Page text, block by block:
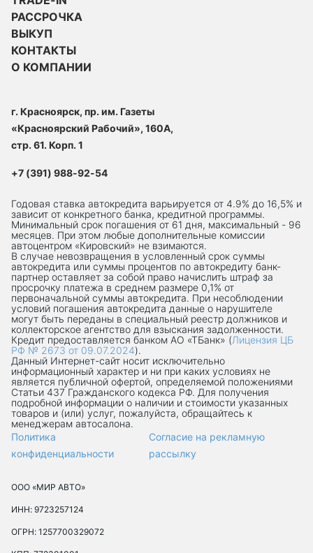
РАССРОЧКА
ВЫКУП
КОНТАКТЫ
О КОМПАНИИ
г. Красноярск, пр. им. Газеты
«Красноярский Рабочий», 160А,
стр. 61. Корп. 1
+7 (391) 988-92-54
Годовая ставка автокредита варьируется от 4.9% до 16,5% и
зависит от конкретного банка, кредитной программы.
Минимальный срок погашения от 61 дня, максимальный - 96
месяцев. При этом любые дополнительные комиссии
автоцентром «Кировский» не взимаются.
В случае невозвращения в условленный срок суммы
автокредита или суммы процентов по автокредиту банк-
партнер оставляет за собой право начислить штраф за
просрочку платежа в среднем размере 0,1% от
первоначальной суммы автокредита. При несоблюдении
условий погашения автокредита данные о нарушителе
могут быть переданы в специальный реестр должников и
коллекторское агентство для взыскания задолженности.
Кредит предоставляется банком АО «ТБанк» (Лицензия ЦБ
РФ № 2673 от 09.07.2024).
Данный Интернет-сaйт носит исключительно
информационный характер и ни при каких условиях не
является публичной офертой, определяемой положениями
Статьи 437 Гражданского кодекса РФ. Для получения
подробной информации о наличии и стоимости указанных
товаров и (или) услуг, пожалуйста, обращайтесь к
менеджерам автосалона.
Политика
конфиденциальности
Согласие на рекламную
рассылку
ООО «МИР АВТО»
ИНН: 9723257124
ОГРН: 1257700329072